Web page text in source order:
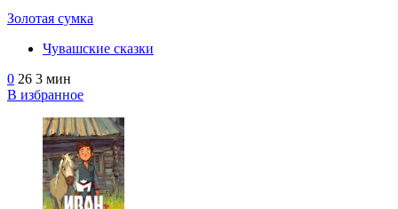
Золотая сумка
Чувашские сказки
0 26 3 мин
В избранное